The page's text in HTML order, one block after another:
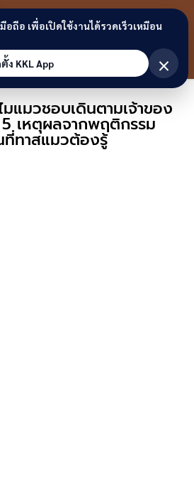
ขอนแก่น
ลิงก์
แมวชอบเดินตามเจ้าของ
5 เหตุผลจากพฤติกรรม
ทาสแมวต้องรู้
อถือ เพื่อเปิดใช้งานได้รวดเร็วเหมือน
ง KKL App
×